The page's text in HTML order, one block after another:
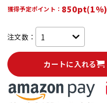
獲得予定ポイント： 850pt(1%)
注文数：
カートに入れる